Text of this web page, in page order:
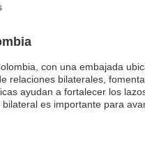
con una embajada
relaciones bilaterales,
ayudan a fortalecer los
es importante para